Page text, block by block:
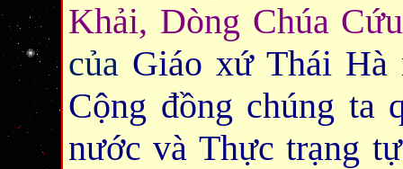
Khải, Dòng Chúa
của Giáo xứ Thái
Cộng đồng chúng ta
nước và Thực trạng